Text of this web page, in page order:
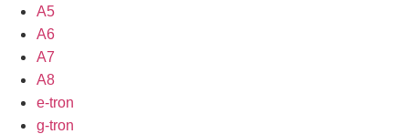
A5
A6
A7
A8
e-tron
g-tron